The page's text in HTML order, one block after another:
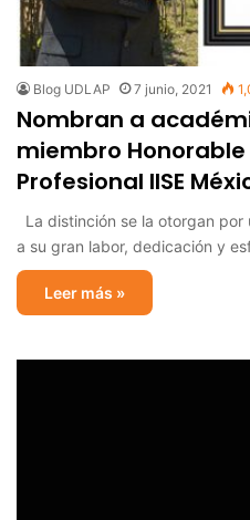
Blog UDLAP 7 junio, 2021
Nombran a
miembro
Profesional IISE
La distinción se la otorgan
a su gran labor, dedicación y
Leer más »